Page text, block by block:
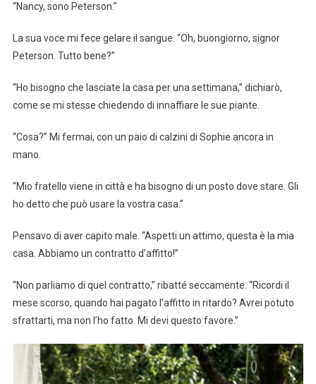
“Nancy, sono Peterson.”
La sua voce mi fece gelare il sangue. “Oh, buongiorno, signor
Peterson. Tutto bene?”
“Ho bisogno che lasciate la casa per una settimana,” dichiarò,
come se mi stesse chiedendo di innaffiare le sue piante.
“Cosa?” Mi fermai, con un paio di calzini di Sophie ancora in
mano.
“Mio fratello viene in città e ha bisogno di un posto dove stare. Gli
ho detto che può usare la vostra casa.”
Pensavo di aver capito male. “Aspetti un attimo, questa è la mia
casa. Abbiamo un contratto d’affitto!”
“Non parliamo di quel contratto,” ribatté seccamente. “Ricordi il
mese scorso, quando hai pagato l’affitto in ritardo? Avrei potuto
sfrattarti, ma non l’ho fatto. Mi devi questo favore.”